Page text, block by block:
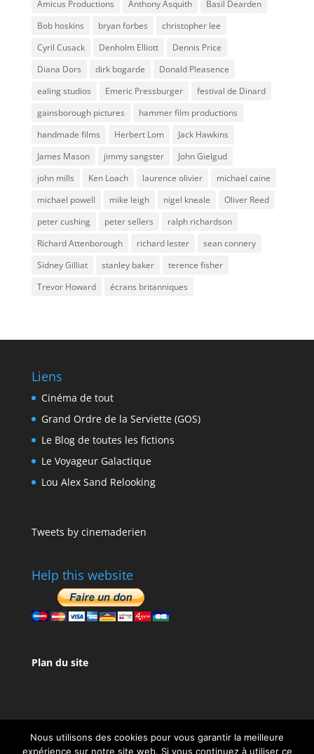
Amicus Productions
Anthony Asquith
Basil Dearden
Bob hoskins
bryan forbes
christopher lee
Cyril Cusack
Denholm Elliott
Dennis Price
Diana Dors
dirk bogarde
Donald Pleasence
ealing studios
Emeric Pressburger
festival de Dinard
gainsborough pictures
hammer film productions
handmade films
Herbert Lom
Jack Hawkins
James Mason
jimmy sangster
John Gielgud
john mills
Ken Loach laurence olivier
michael caine
michael powell
mike leigh nigel kneale
Oliver Reed
peter cushing
peter sellers
ralph richardson
Richard Attenborough
richard lester
sean connery
Sidney Gilliat
stanley baker
terence fisher
Trevor Howard
écrans britanniques
Liens
Cinéma de tout
Grand Ordre de la Serviette (GOS)
Le Blog de toutes les fictions
Le Voyageur Galactique
Lou Alex Sand Relooking
Tweets by cinemaderien
Help this website
Plan du site
Nous utilisons des cookies pour vous garantir la meilleure
expérience sur notre site web. Si vous continuez à utiliser ce